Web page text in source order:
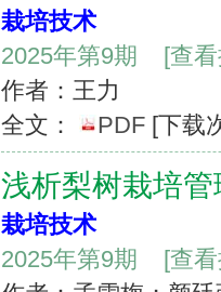
栽培技术
2025年第9期
[查
作者：王力
全文：
PDF [下载
浅析梨树栽培
栽培技术
2025年第9期
[查